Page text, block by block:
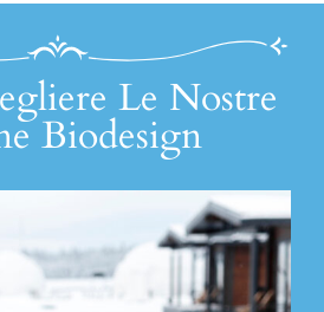
Le Nostre
Biodesign